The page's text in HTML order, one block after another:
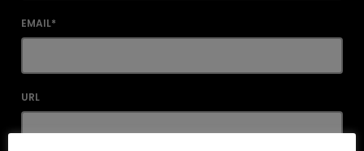
EMAIL*
URL